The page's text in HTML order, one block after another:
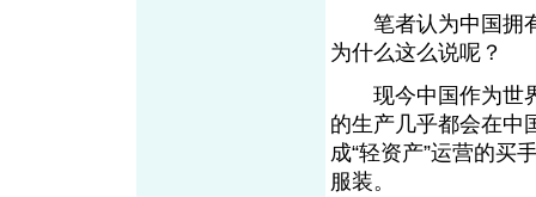
笔者认为中国拥有
为什么这么说呢？
现今中国作为世界
的生产几乎都会在中
成“轻资产”运营的买
服装。